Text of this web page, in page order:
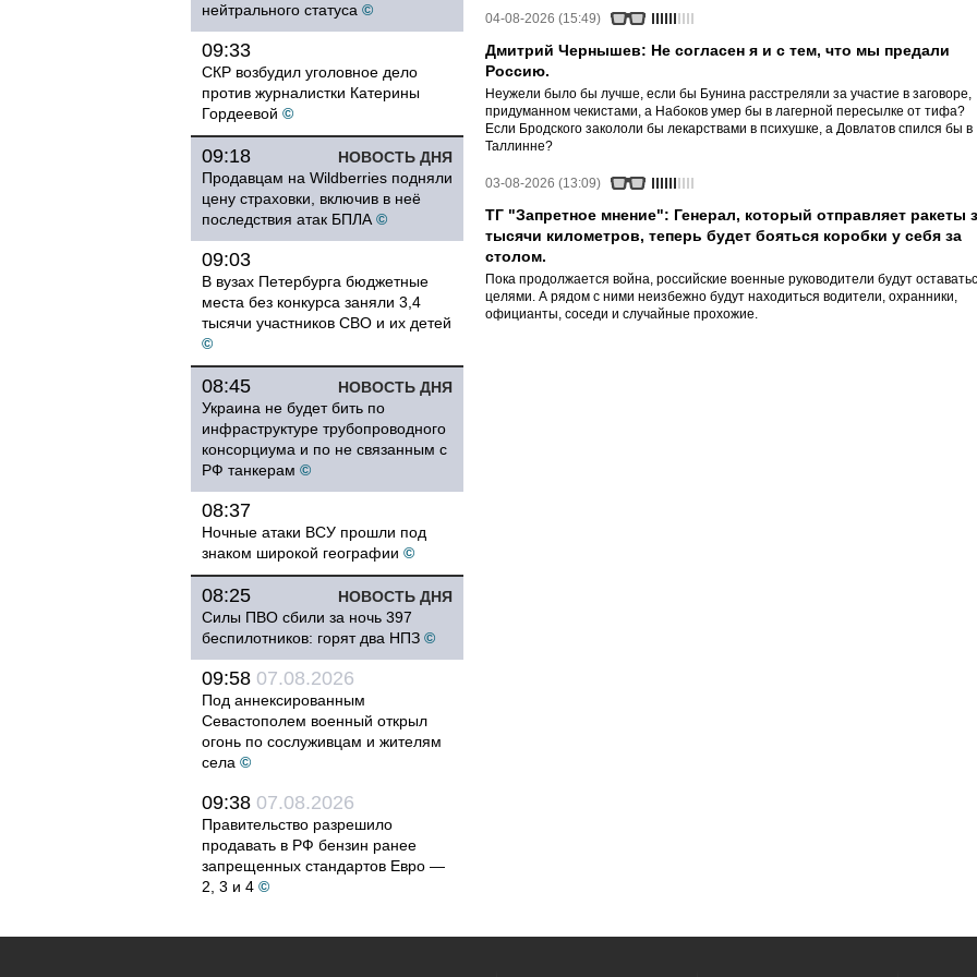
нейтрального статуса ©
09:33
СКР возбудил уголовное дело
против журналистки Катерины
Гордеевой ©
НОВОСТЬ ДНЯ
09:18
Продавцам на Wildberries подняли
цену страховки, включив в неё
последствия атак БПЛА ©
09:03
В вузах Петербурга бюджетные
места без конкурса заняли 3,4
тысячи участников СВО и их детей
©
НОВОСТЬ ДНЯ
08:45
Украина не будет бить по
инфраструктуре трубопроводного
консорциума и по не связанным с
РФ танкерам ©
08:37
Ночные атаки ВСУ прошли под
знаком широкой географии ©
НОВОСТЬ ДНЯ
08:25
Силы ПВО сбили за ночь 397
беспилотников: горят два НПЗ ©
09:58 07.08.2026
Под аннексированным
Севастополем военный открыл
огонь по сослуживцам и жителям
села ©
09:38 07.08.2026
Правительство разрешило
продавать в РФ бензин ранее
запрещенных стандартов Евро —
2, 3 и 4 ©
04-08-2026 (15:49)
Дмитрий Чернышев: Не согласен я и с тем, что мы предали
Россию.
Неужели было бы лучше, если бы Бунина расстреляли за участие в заговоре,
придуманном чекистами, а Набоков умер бы в лагерной пересылке от тифа?
Если Бродского закололи бы лекарствами в психушке, а Довлатов спился бы в
Таллинне?
03-08-2026 (13:09)
ТГ "Запретное мнение": Генерал, который отправляет ракеты
тысячи километров, теперь будет бояться коробки у себя за
столом.
Пока продолжается война, российские военные руководители будут
целями. А рядом с ними неизбежно будут находиться водители, охранники,
официанты, соседи и случайные прохожие.